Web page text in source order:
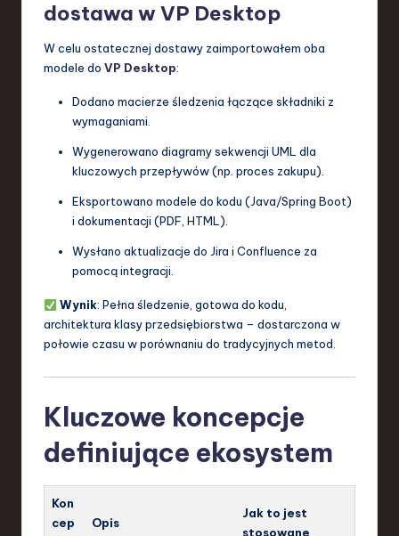
dostawa w VP Desktop
W celu ostatecznej dostawy zaimportowałem oba
modele do VP Desktop:
Dodano macierze śledzenia łączące składniki z
wymaganiami.
Wygenerowano diagramy sekwencji UML dla
kluczowych przepływów (np. proces zakupu).
Eksportowano modele do kodu (Java/Spring Boot)
i dokumentacji (PDF, HTML).
Wysłano aktualizacje do Jira i Confluence za
pomocą integracji.
Wynik: Pełna śledzenie, gotowa do kodu,
architektura klasy przedsiębiorstwa – dostarczona w
połowie czasu w porównaniu do tradycyjnych metod.
Kluczowe koncepcje
definiujące ekosystem
Kon
cep
Opis
Jak to jest
stosowane